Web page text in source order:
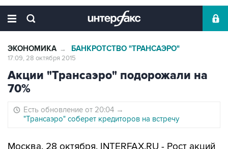
ЭКОНОМИКА → БАНКРОТСТВО "ТРАНСАЭРО"
17:09, 28 октября 2015
Акции "Трансаэро" подорожали на
70%
Есть обновление от 20:04 →
"Трансаэро" соберет кредиторов на встречу